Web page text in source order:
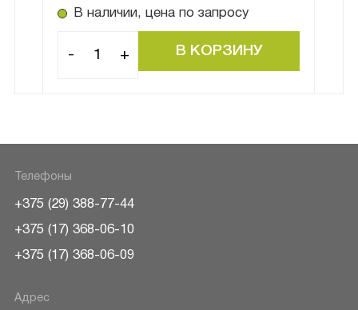
В наличии, цена по запросу
- +
Телефоны
+375 (29) 388-77-44
+375 (17) 368-06-10
+375 (17) 368-06-09
Адрес